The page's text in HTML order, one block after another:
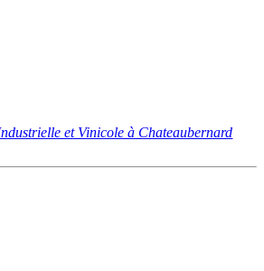
et Vinicole à Chateaubernard